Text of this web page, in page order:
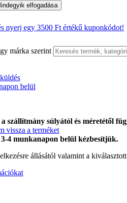
elfogadása
nyerj egy 3500 Ft értékű kuponkódot!
márka szerint
belül
szállítmány súlyától és méretétől
vissza a terméket
4 munkanapon belül kézbesítjük.
állásától valamint a